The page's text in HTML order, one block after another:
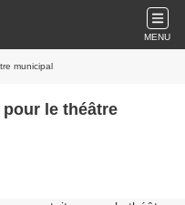
MENU
municipal
le théâtre